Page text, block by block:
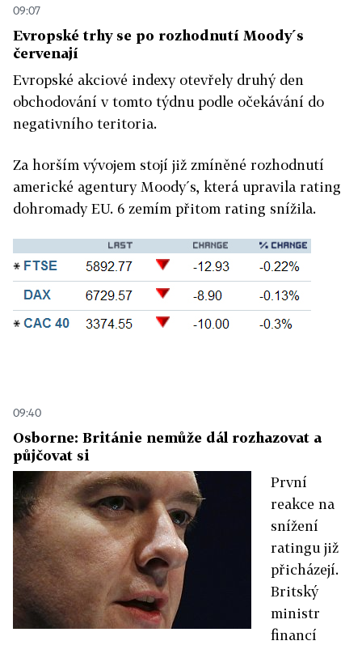
09:07
Evropské trhy se po rozhodnutí Moody´s
červenají
Evropské akciové indexy otevřely druhý den
obchodování v tomto týdnu podle očekávání do
negativního teritoria.
Za horším vývojem stojí již zmíněné rozhodnutí
americké agentury Moody´s, která upravila rating
dohromady EU. 6 zemím přitom rating snížila.
09:40
Osborne: Británie nemůže dál rozhazovat a
půjčovat si
První
reakce na
snížení
ratingu již
přicházejí.
Britský
ministr
financí